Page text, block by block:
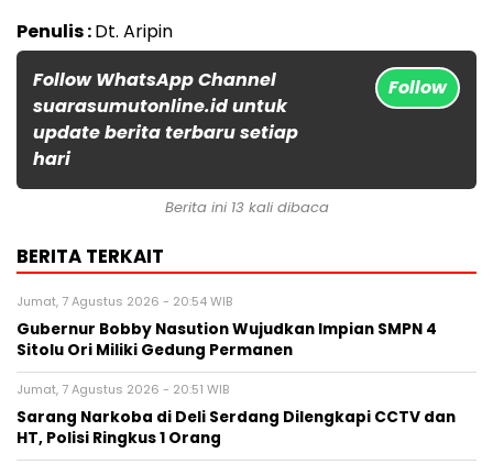
Penulis :Dt. Aripin
Follow WhatsApp Channel
suarasumutonline.id untuk
update berita terbaru setiap
hari
Follow
Berita ini 13 kali dibaca
BERITA TERKAIT
Jumat, 7 Agustus 2026 - 20:54 WIB
Gubernur Bobby Nasution Wujudkan Impian SMPN 4
Sitolu Ori Miliki Gedung Permanen
Jumat, 7 Agustus 2026 - 20:51 WIB
Sarang Narkoba di Deli Serdang Dilengkapi CCTV dan
HT, Polisi Ringkus 1 Orang